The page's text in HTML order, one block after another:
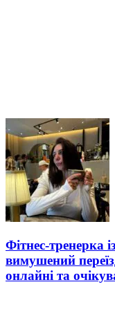
Фітнес-тренерка
вимушений
онлайні та